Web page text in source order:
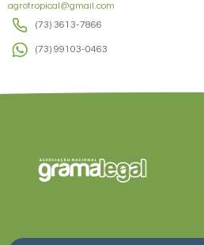
agrotropical@gmail.com
(73) 3613-7866
(73) 99103-0463